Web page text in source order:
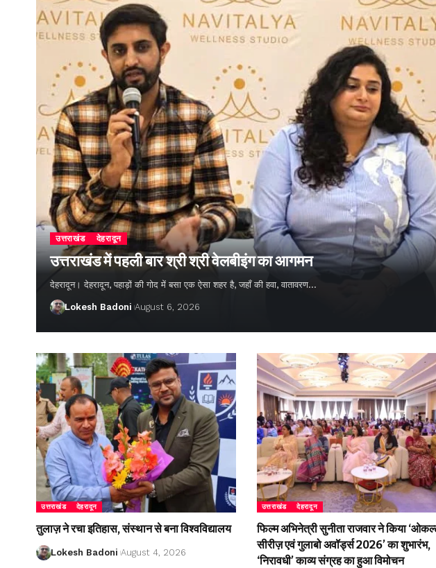
उत्तराखंड देहरादून
उत्तराखंड में पहली बार श्री श्री वेलबीइंग का आगमन
देहरादून। देहरादून, पहाड़ों की गोद में बसा एक ऐसा शहर है, जहाँ की हवा, वातावरण…
Lokesh Badoni August 6, 2026
उत्तराखंड देहरादून
तुलाज़ ने रचा इतिहास, संस्थान से बना विश्वविद्यालय
Lokesh Badoni August 4, 2026
उत्तराखंड देहरादून
फिल्म अभिनेत्री सुनीता राजवार ने किया
सीरीज़ एवं गुलाबो अवॉर्ड्स 2026’ का शुभारंभ,
‘निरावधी’ काव्य संग्रह का हुआ विमोचन